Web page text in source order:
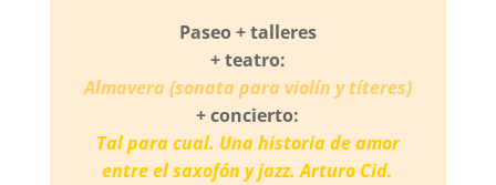
Paseo + talleres
+ teatro:
Almavera (sonata para violín y títeres)
+ concierto:
Tal para cual. Una historia de amor
entre el saxofón y jazz. Arturo Cid.